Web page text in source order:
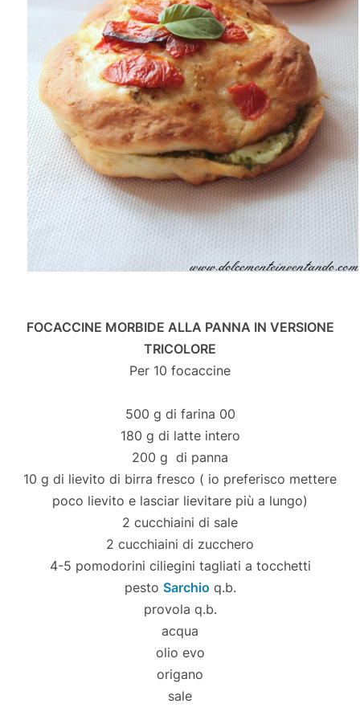
FOCACCINE MORBIDE ALLA PANNA IN VERSIONE
TRICOLORE
Per 10 focaccine
500 g di farina 00
180 g di latte intero
200 g di panna
10 g di lievito di birra fresco ( io preferisco mettere
poco lievito e lasciar lievitare più a lungo)
2 cucchiaini di sale
2 cucchiaini di zucchero
4-5 pomodorini ciliegini tagliati a tocchetti
pesto Sarchio q.b.
provola q.b.
acqua
olio evo
origano
sale